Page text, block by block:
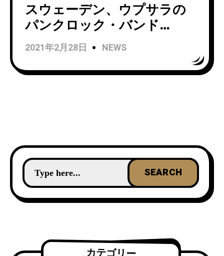
スウェーデン、ウプサラの
パンクロック・バンド
Rotten Mindが5thアルバム
『Unflavored』からシングル
「Drifter」をリリース！
2021年2月28日 NEWS